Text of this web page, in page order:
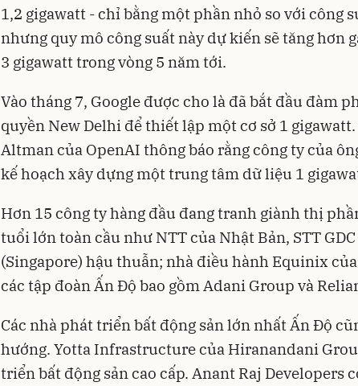
1,2 gigawatt - chỉ bằng một phần nhỏ so với công
nhưng quy mô công suất này dự kiến ​​sẽ tăng hơn
3 gigawatt trong vòng 5 năm tới.
Vào tháng 7, Google được cho là đã bắt đầu đàm
quyền New Delhi để thiết lập một cơ sở 1 gigawatt.
Altman của OpenAI thông báo rằng công ty của
kế hoạch xây dựng một trung tâm dữ liệu 1
Hơn 15 công ty hàng đầu đang tranh giành thị
tuổi lớn toàn cầu như NTT của Nhật Bản, STT
(Singapore) hậu thuẫn; nhà điều hành Equinix
các tập đoàn Ấn Độ bao gồm Adani Group và
Các nhà phát triển bất động sản lớn nhất Ấn Độ
hướng. Yotta Infrastructure của Hiranandani
triển bất động sản cao cấp. Anant Raj Developers